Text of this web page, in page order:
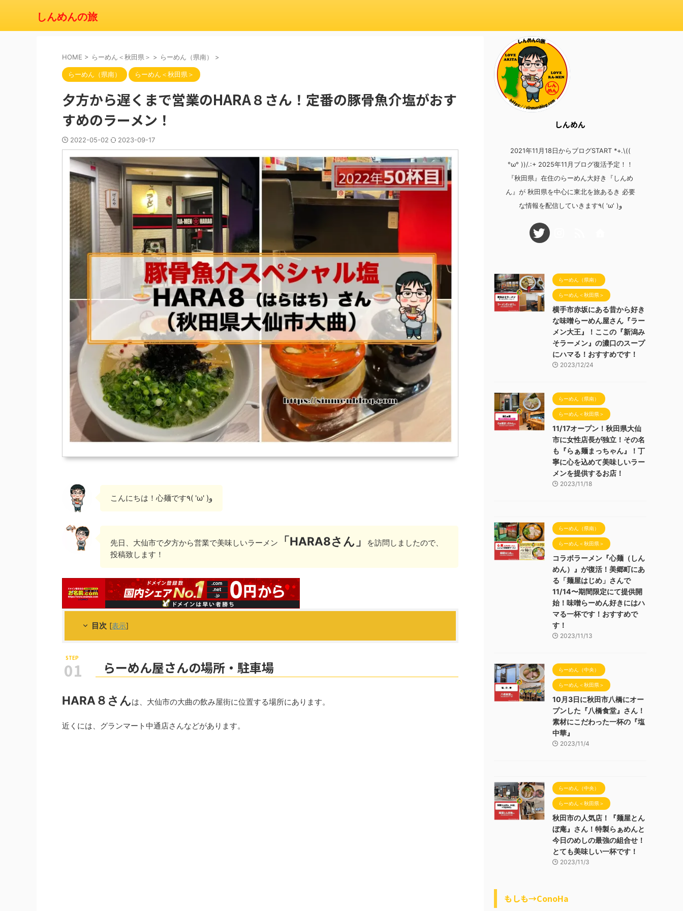
しんめんの旅
HOME > らーめん＜秋田県＞ > らーめん（県南） >
らーめん（県南） らーめん＜秋田県＞
夕方から遅くまで営業のHARA８さん！定番の豚骨魚介塩がおす
すめのラーメン！
2022-05-02 2023-09-17
こんにちは！心麺です٩( 'ω' )و
先日、大仙市で夕方から営業で美味しいラーメン 「HARA8さん」
を訪問しましたので、
投稿致します！
目次 [表示]
らーめん屋さんの場所・駐車場
HARA８さんは、大仙市の大曲の飲み屋街に位置する場所にあります。
近くには、グランマート中通店さんなどがあります。
しんめん
2021年11月18日からブログSTART *+.\((
°ω° ))/.:+ 2025年11月ブログ復活予定！！
『秋田県』在住のらーめん大好き『しんめ
ん』が 秋田県を中心に東北を旅あるき 必要
な情報を配信していきます٩( 'ω' )و
らーめん（県南）
らーめん＜秋田県＞
横手市赤坂にある昔から好き
な味噌らーめん屋さん『ラー
メン大王』！ここの『新潟み
そラーメン』の濃口のスープ
にハマる！おすすめです！
2023/12/24
らーめん（県南）
らーめん＜秋田県＞
11/17オープン！秋田県大仙
市に女性店長が独立！その名
も『らぁ麺まっちゃん』！丁
寧に心を込めて美味しいラー
メンを提供するお店！
2023/11/18
らーめん（県南）
らーめん＜秋田県＞
コラボラーメン『心麺（しん
めん）』が復活！美郷町にあ
る「麺屋はじめ」さんで
11/14〜期間限定にて提供開
始！味噌らーめん好きにはハ
マる一杯です！おすすめで
す！
2023/11/13
らーめん（中央）
らーめん＜秋田県＞
10月3日に秋田市八橋にオー
プンした『八橋食堂』さん！
素材にこだわった一杯の『塩
中華』
2023/11/4
らーめん（中央）
らーめん＜秋田県＞
秋田市の人気店！『麺屋とん
ぼ庵』さん！特製らぁめんと
今日のめしの最強の組合せ！
とても美味しい一杯です！
2023/11/3
もしも→ConoHa